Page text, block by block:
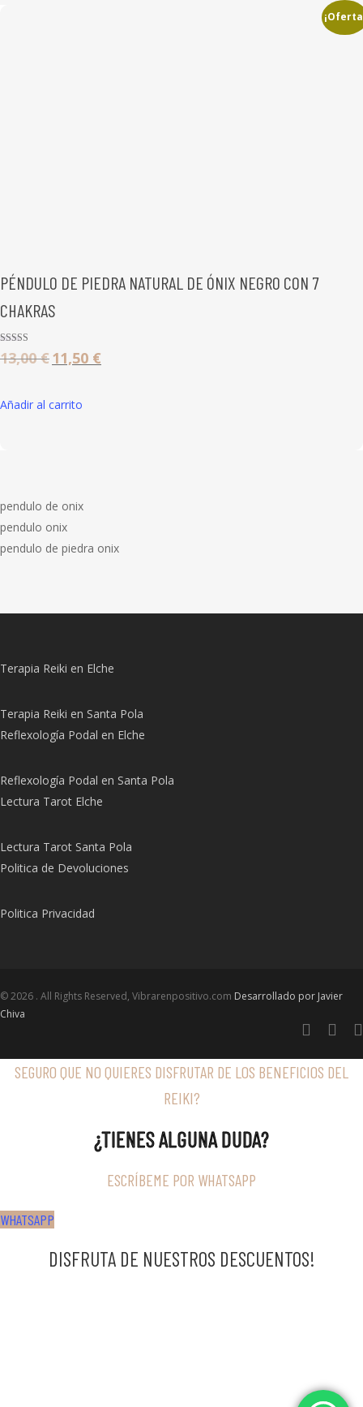
PÉNDULO DE PIEDRA NATURAL DE ÓNIX NEGRO CON 7
CHAKRAS
Valorado con
5.00
13,00€ El
original
11,50 €
Añadir al carrito
pendulo de onix
pendulo onix
pendulo de piedra onix
Terapia Reiki en Elche
Terapia Reiki en Santa Pola
Reflexología Podal en Elche
Reflexología Podal en Santa Pola
Lectura Tarot Elche
Lectura Tarot Santa Pola
Politica de Devoluciones
Politica Privacidad
© 2026 . All Rights Reserved, Vibrarenpositivo.com Desarrollado por Javier
Chiva
SEGURO QUE NO QUIERES DISFRUTAR DE LOS BENEFICIOS DEL
REIKI?
¿TIENES ALGUNA DUDA?
ESCRÍBEME POR WHATSAPP
WHATSAPP
DISFRUTA DE NUESTROS DESCUENTOS!